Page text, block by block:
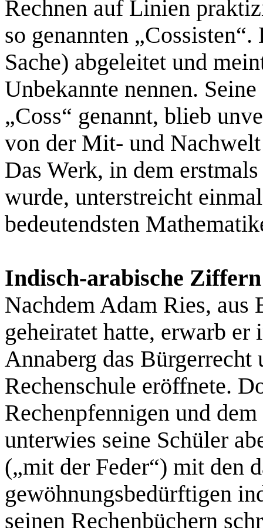
Rechnen auf Linien
so genannten
Sache) abgeleitet und
Unbekannte nennen.
„Coss“ genannt, blieb
von der Mit- und
Das Werk, in dem
wurde, unterstreicht
bedeutendsten
Indisch-arabische Ziffern
Nachdem Adam Ries,
geheiratet hatte, erwarb er
Annaberg das Bürgerrecht
Rechenschule eröffnete.
Rechenpfennigen und
unterwies seine Schüler
(„mit der Feder“) mit den
gewöhnungsbedürftigen
seinen Rechenbüchern